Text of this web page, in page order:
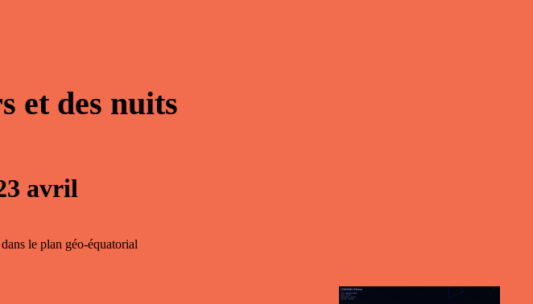
et des nuits
avril
dans le plan géo-équatorial